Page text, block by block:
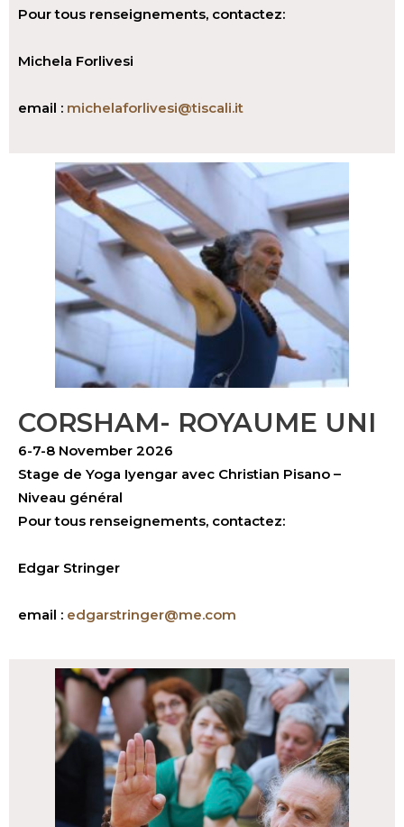
Pour tous renseignements, contactez:
Michela Forlivesi
email : michelaforlivesi@tiscali.it
CORSHAM- ROYAUME UNI
6-7-8 November 2026
Stage de Yoga Iyengar avec Christian Pisano –
Niveau général
Pour tous renseignements, contactez:
Edgar Stringer
email : edgarstringer@me.com